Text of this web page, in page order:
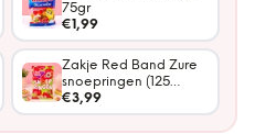
75gr
€1,99
Zakje Red Band Zure
snoepringen (125
gram)
€3,99